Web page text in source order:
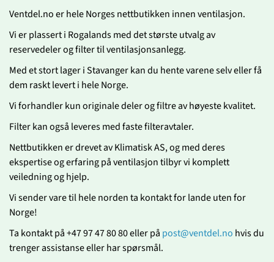
Ventdel.no er hele Norges nettbutikken innen ventilasjon.
Vi er plassert i Rogalands med det største utvalg av
reservedeler og filter til ventilasjonsanlegg.
Med et stort lager i Stavanger kan du hente varene selv eller få
dem raskt levert i hele Norge.
Vi forhandler kun originale deler og filtre av høyeste kvalitet.
Filter kan også leveres med faste filteravtaler.
Nettbutikken er drevet av Klimatisk AS, og med deres
ekspertise og erfaring på ventilasjon tilbyr vi komplett
veiledning og hjelp.
Vi sender vare til hele norden ta kontakt for lande uten for
Norge!
Ta kontakt på +47 97 47 80 80 eller på post@ventdel.no hvis du
trenger assistanse eller har spørsmål.